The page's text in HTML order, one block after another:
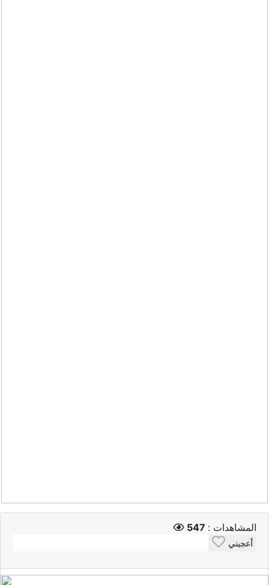
المشاهدات : 547
أعجبني